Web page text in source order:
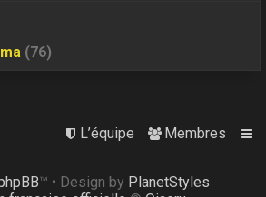
(76)
Membres
L’équipe
™ • Design by PlanetStyles